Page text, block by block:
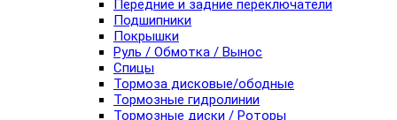
Передние и задние переключатели
Подшипники
Покрышки
Руль / Обмотка / Вынос
Спицы
Тормоза дисковые/ободные
Тормозные гидролинии
Тормозные диски / Роторы